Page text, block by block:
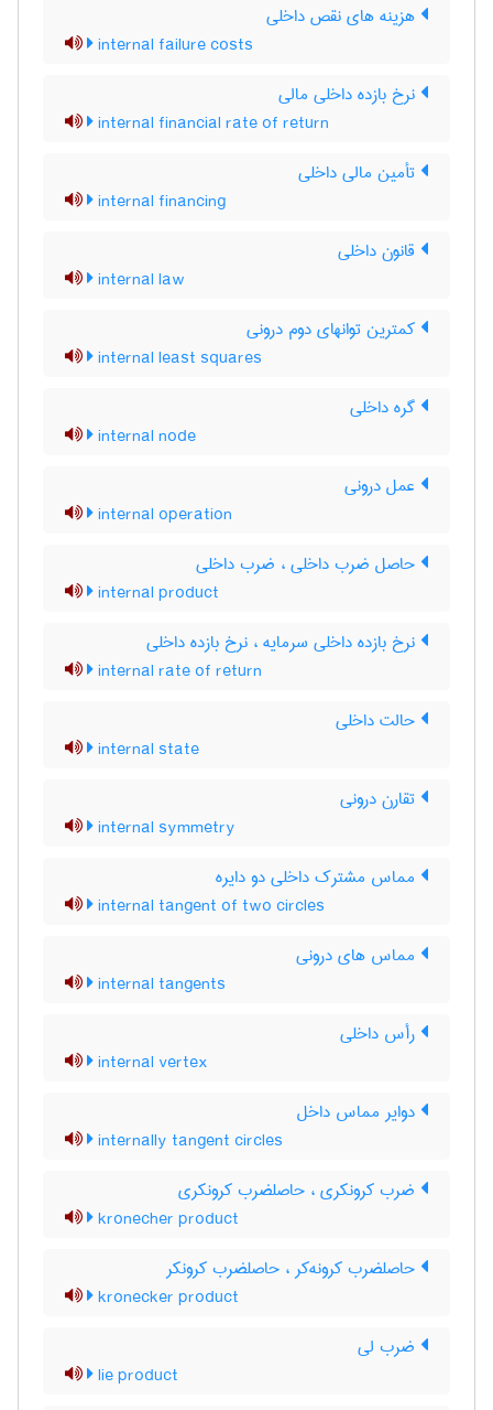
هزینه های نقص داخلی
internal failure costs
نرخ بازده داخلی مالی
internal financial rate of return
تأمین مالی داخلی
internal financing
قانون داخلی
internal law
کمترین توانهای دوم درونی
internal least squares
گره داخلی
internal node
عمل درونی
internal operation
حاصل ضرب داخلی ، ضرب داخلی
internal product
نرخ بازده داخلی سرمایه ، نرخ بازده داخلی
internal rate of return
حالت داخلی
internal state
تقارن درونی
internal symmetry
مماس مشترک داخلی دو دایره
internal tangent of two circles
مماس های درونی
internal tangents
رأس داخلی
internal vertex
دوایر مماس داخل
internally tangent circles
ضرب کرونکری ، حاصلضرب کرونکری
kronecher product
حاصلضرب کرونه‌کر ، حاصلضرب کرونکر
kronecker product
ضرب لی
lie product